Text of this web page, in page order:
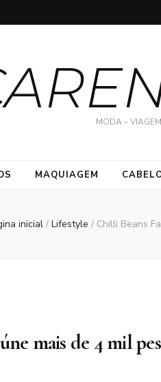
MODA –
MAQUIAGEM
inicial / Lifestyle / Chilli Beans
mais de 4 mil